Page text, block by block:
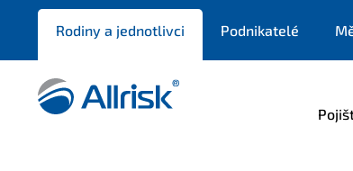
Rodiny a jednotlivci Podnikatelé